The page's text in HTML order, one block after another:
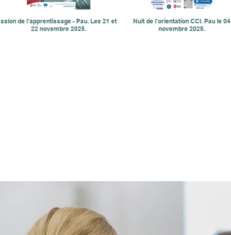
salon de l'apprentissage - Pau. Les 21 et
22 novembre 2025.
Nuit de l'orientation CCI. Pau le 04
novembre 2025.